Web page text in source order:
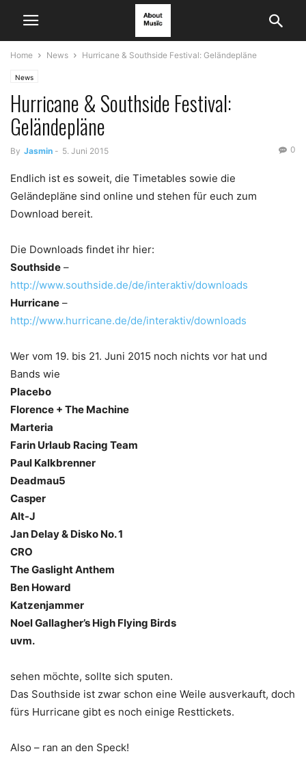
Home News Hurricane & Southside Festival: Geländepläne
News
Hurricane & Southside Festival:
Geländepläne
By Jasmin - 5. Juni 2015 0
Endlich ist es soweit, die Timetables sowie die
Geländepläne sind online und stehen für euch zum
Download bereit.
Die Downloads findet ihr hier:
Southside –
http://www.southside.de/de/interaktiv/downloads
Hurricane –
http://www.hurricane.de/de/interaktiv/downloads
Wer vom 19. bis 21. Juni 2015 noch nichts vor hat und
Bands wie
Placebo
Florence + The Machine
Marteria
Farin Urlaub Racing Team
Paul Kalkbrenner
Deadmau5
Casper
Alt-J
Jan Delay & Disko No. 1
CRO
The Gaslight Anthem
Ben Howard
Katzenjammer
Noel Gallagher’s High Flying Birds
uvm.
sehen möchte, sollte sich sputen.
Das Southside ist zwar schon eine Weile ausverkauft, doch
fürs Hurricane gibt es noch einige Resttickets.
Also – ran an den Speck!